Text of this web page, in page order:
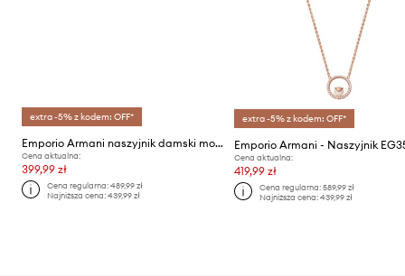
extra -5% z kodem: OFF*
Emporio Armani naszyjnik damski mosiężny z cyrkonią Sentimental
Cena aktualna:
399,99 zł
Cena regularna:489,99 zł
Najniższa cena:439,99 zł
extra -5% z kodem: OFF*
Cena aktualna:
419,99 zł
Cena regularna: 589,99 zł
Najniższa cena: 439,99 zł